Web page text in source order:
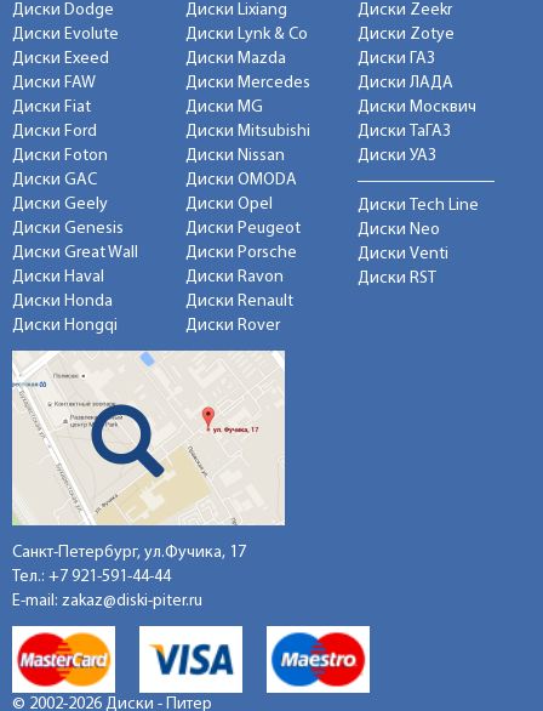
Диски Dodge
Диски Evolute
Диски Exeed
Диски FAW
Диски Fiat
Диски Ford
Диски Foton
Диски GAC
Диски Geely
Диски Genesis
Диски Great Wall
Диски Haval
Диски Honda
Диски Hongqi
Диски Lixiang
Диски Lynk & Co
Диски Mazda
Диски Mercedes
Диски MG
Диски Mitsubishi
Диски Nissan
Диски OMODA
Диски Opel
Диски Peugeot
Диски Porsche
Диски Ravon
Диски Renault
Диски Rover
Диски Zeekr
Диски Zotye
Диски ГАЗ
Диски ЛАДА
Диски Москвич
Диски ТаГАЗ
Диски УАЗ
Диски Tech Line
Диски Neo
Диски Venti
Диски RST
Санкт-Петербург, ул.Фучика, 17
Тел.: +7 921-591-44-44
E-mail: zakaz@diski-piter.ru
© 2002-2026 Диски - Питер